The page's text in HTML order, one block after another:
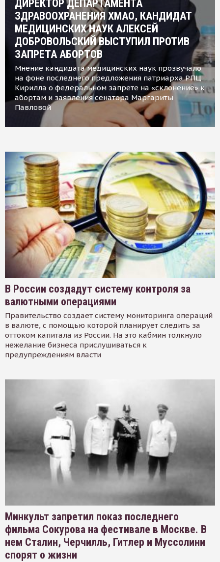
ДИРЕКТОР ДЕПАРТАМЕНТА
ЗДРАВООХРАНЕНИЯ ХМАО, КАНДИДАТ
МЕДИЦИНСКИХ НАУК АЛЕКСЕЙ
ДОБРОВОЛЬСКИЙ ВЫСТУПИЛ ПРОТИВ
ЗАПРЕТА АБОРТОВ
Мнение кандидата медицинских наук прозвучало
на фоне последнего предложения патриарха РПЦ
Кирилла о федеральном запрете на «склонение» к
абортам и заявления сенатора Маргариты
Павловой
В России создадут систему контроля за
валютными операциями
Правительство создает систему мониторинга операций
в валюте, с помощью которой планирует следить за
оттоком капитала из России. На это кабмин толкнуло
нежелание бизнеса прислушиваться к
предупреждениям власти
Минкульт запретил показ последнего
фильма Сокурова на фестивале в Москве. В
нем Сталин, Черчилль, Гитлер и Муссолини
спорят о жизни